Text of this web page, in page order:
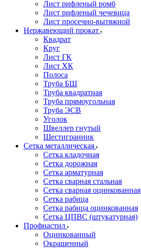
Лист рифленый ромб
Лист рифленый чечевица
Лист просечно-вытяжной
Нержавеющий прокат
Квадрат
Круг
Лист ГК
Лист ХК
Полоса
Труба БШ
Труба квадратная
Труба прямоугольная
Труба ЭСВ
Уголок
Швеллер гнутый
Шестигранник
Сетка металлическая
Сетка кладочная
Сетка дорожная
Сетка арматурная
Сетка сварная стальная
Сетка сварная оцинкованная
Сетка рабица
Сетка рабица оцинкованная
Сетка ЦПВС (штукатурная)
Профнастил
Оцинкованный
Окрашенный